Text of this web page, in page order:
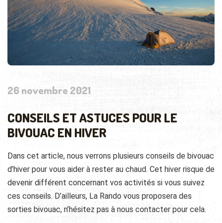
26 novembre 2021
CONSEILS ET ASTUCES POUR LE
BIVOUAC EN HIVER
Dans cet article, nous verrons plusieurs conseils de bivouac
d’hiver pour vous aider à rester au chaud. Cet hiver risque de
devenir différent concernant vos activités si vous suivez
ces conseils. D’ailleurs, La Rando vous proposera des
sorties bivouac, n’hésitez pas à nous contacter pour cela.